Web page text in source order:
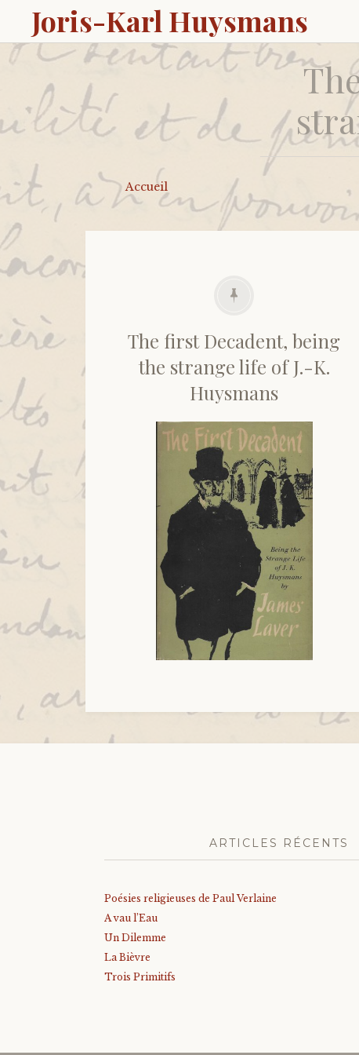
Joris-Karl Huysmans
Accueil
The first Decadent, being
the strange life of J.-K.
Huysmans
ARTICLES RÉCENTS
Poésies religieuses de Paul Verlaine
A vau l’Eau
Un Dilemme
La Bièvre
Trois Primitifs